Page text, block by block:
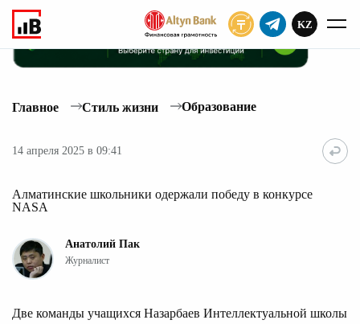
KZ
Главное Стиль жизни Образование
14 апреля 2025 в 09:41
Алматинские школьники одержали победу в конкурсе
NASA
Анатолий Пак
Журналист
Две команды учащихся Назарбаев Интеллектуальной школы